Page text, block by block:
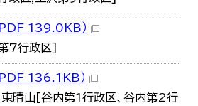
139.0KB）
7行政区]
136.1KB）
東晴山[谷内第1行政区、谷内第2行